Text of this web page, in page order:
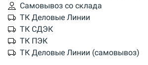
Самовывоз со склада
ТК Деловые Линии
ТК СДЭК
ТК ПЭК
ТК Деловые Линии (самовывоз)